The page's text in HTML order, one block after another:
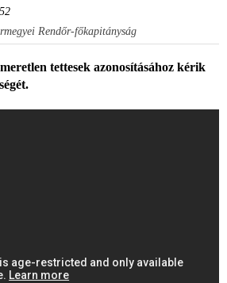
Rendőr-főkapitányság
tettesek azonosításához kérik